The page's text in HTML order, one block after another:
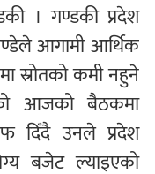
। गण्डकी प्रदेश
आगामी आर्थिक
स्रोतको कमी नहुने
आजको बैठकमा
दिँदै उनले प्रदेश
बजेट ल्याइएको